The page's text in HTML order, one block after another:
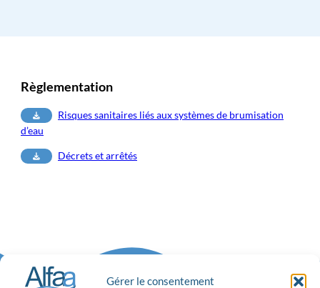
Gérer le consentement
Règlementation
Risques sanitaires liés aux systèmes de brumisation
d’eau
Décrets et arrêtés